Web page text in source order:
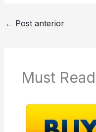
← Post anterior
Must Read